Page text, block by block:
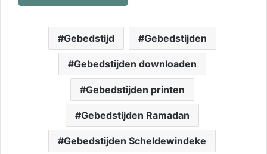
Gebedstijd Gebedstijden
Gebedstijden downloaden
Gebedstijden printen
Gebedstijden Ramadan
Gebedstijden Scheldewindeke